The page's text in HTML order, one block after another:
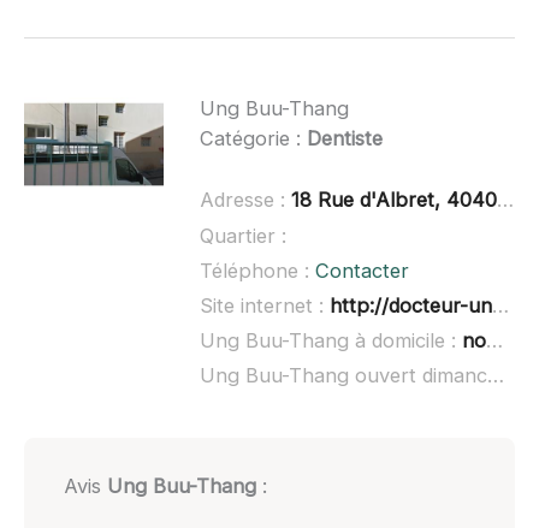
Ung Buu-Thang
Catégorie : Dentiste
Adresse : 18 Rue d'Albret, 40400 Tartas
Quartier :
Téléphone : Contacter
Site internet : http://docteur-ung-buu-thang.chirurgiens-dentistes.fr/fr/contactez-nous
Ung Buu-Thang à domicile : non renseigné
Ung Buu-Thang ouvert dimanche :
Avis Ung Buu-Thang: